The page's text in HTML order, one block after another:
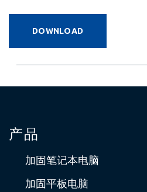
DOWNLOAD
产品
加固笔记本电脑
加固平板电脑